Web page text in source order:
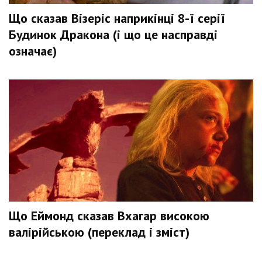
Що сказав Візеріс наприкінці 8-ї серії
Будинок Дракона (і що це насправді
означає)
Що Еймонд сказав Вхагар високою
валірійською (переклад і зміст)